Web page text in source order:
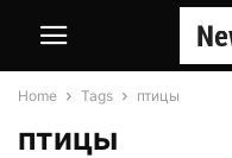
Home Tags птицы
птицы